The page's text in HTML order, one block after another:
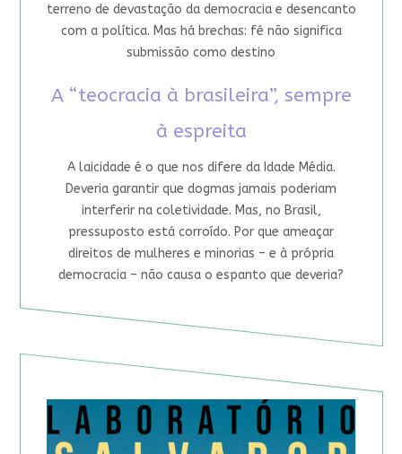
terreno de devastação da democracia e desencanto
com a política. Mas há brechas: fé não significa
submissão como destino
A “teocracia à brasileira”, sempre
à espreita
A laicidade é o que nos difere da Idade Média.
Deveria garantir que dogmas jamais poderiam
interferir na coletividade. Mas, no Brasil,
pressuposto está corroído. Por que ameaçar
direitos de mulheres e minorias – e à própria
democracia – não causa o espanto que deveria?